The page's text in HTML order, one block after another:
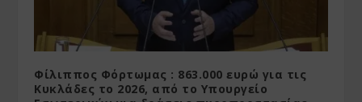
Φίλιππος Φόρτωμας : 863.000 ευρώ για τις
Κυκλάδες το 2026, από το Υπουργείο